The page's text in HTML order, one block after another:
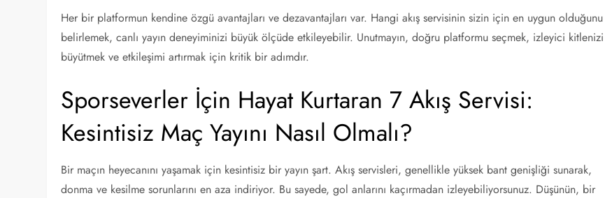
Her bir platformun kendine özgü avantajları ve dezavantajları var. Hangi akış servisinin sizin için en uygun olduğunu
belirlemek, canlı yayın deneyiminizi büyük ölçüde etkileyebilir. Unutmayın, doğru platformu seçmek, izleyici kitlenizi
büyütmek ve etkileşimi artırmak için kritik bir adımdır.
Sporseverler İçin Hayat Kurtaran 7 Akış Servisi:
Kesintisiz Maç Yayını Nasıl Olmalı?
Bir maçın heyecanını yaşamak için kesintisiz bir yayın şart. Akış servisleri, genellikle yüksek bant genişliği sunarak,
donma ve kesilme sorunlarını en aza indiriyor. Bu sayede, gol anlarını kaçırmadan izleyebiliyorsunuz. Düşünün, bir